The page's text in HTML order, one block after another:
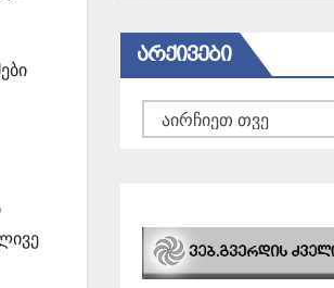
ᲐᲠᲥᲘᲕᲔᲑᲘ
არქივები